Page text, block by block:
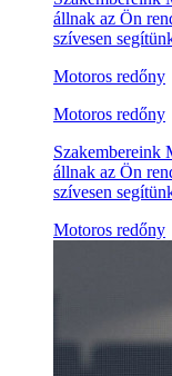
állnak az Ön
szívesen
Motoros redőny
Motoros redőny
Szakembereink
állnak az Ön
szívesen
Motoros redőny